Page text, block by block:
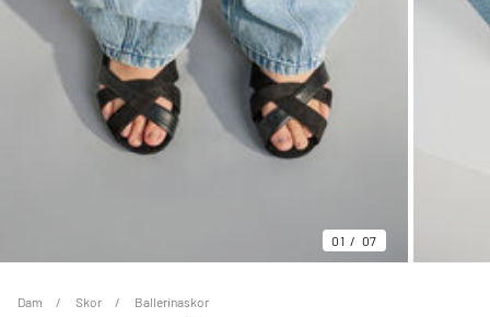
01 07
Dam Skor Ballerinaskor